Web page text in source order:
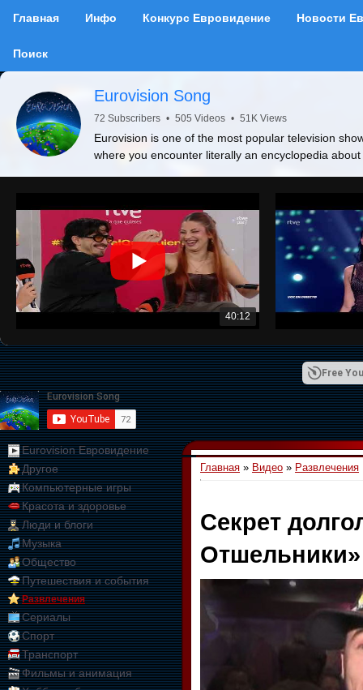
Главная Инфо Конкурс Евровидение Новости
Поиск
Eurovision Song
72 Subscribers • 505 Videos • 51K Views
Eurovision is one of the most popular television
where you encounter literally an encyclopedia
40:12
Free
Eurovision Евровидение
Другое
Компьютерные игры
Красота и здоровье
Люди и блоги
Музыка
Общество
Путешествия и события
Развлечения
Сериалы
Спорт
Транспорт
Фильмы и анимация
Главная » Видео » Развлечения
Секрет
Отшельники»